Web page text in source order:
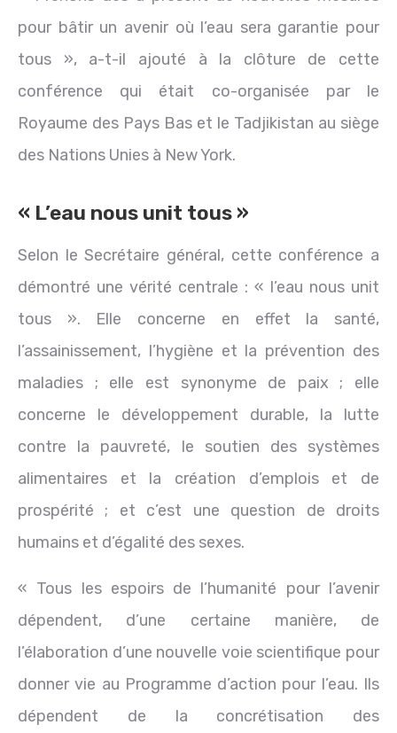
pour bâtir un avenir où l’eau sera garantie pour
tous », a-t-il ajouté à la clôture de cette
conférence qui était co-organisée par le
Royaume des Pays Bas et le Tadjikistan au siège
des Nations Unies à New York.
« L’eau nous unit tous »
Selon le Secrétaire général, cette conférence a
démontré une vérité centrale : « l’eau nous unit
tous ». Elle concerne en effet la santé,
l’assainissement, l’hygiène et la prévention des
maladies ; elle est synonyme de paix ; elle
concerne le développement durable, la lutte
contre la pauvreté, le soutien des systèmes
alimentaires et la création d’emplois et de
prospérité ; et c’est une question de droits
humains et d’égalité des sexes.
« Tous les espoirs de l’humanité pour l’avenir
dépendent, d’une certaine manière, de
l’élaboration d’une nouvelle voie scientifique pour
donner vie au Programme d’action pour l’eau. Ils
dépendent de la concrétisation des